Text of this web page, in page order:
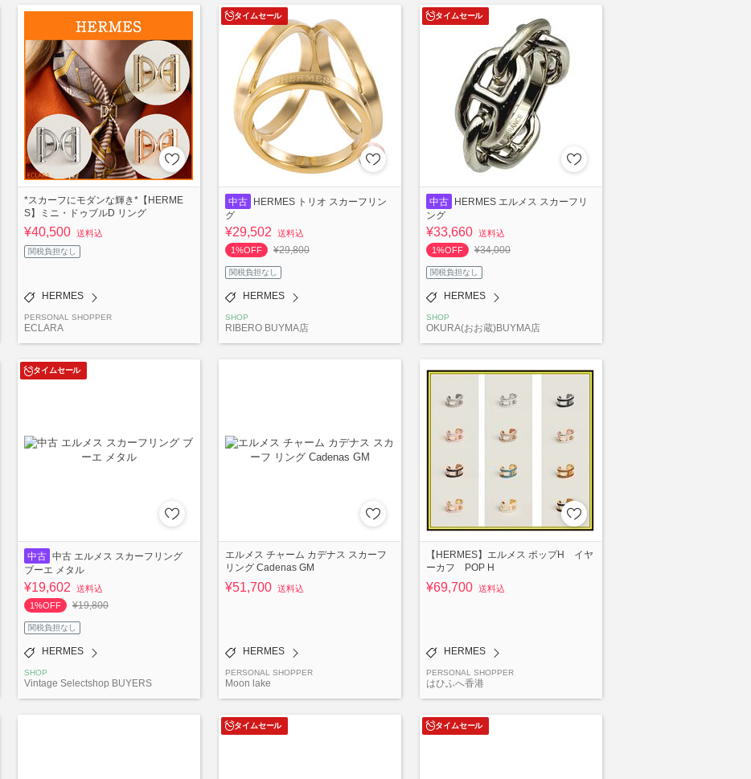
*スカーフにモダンな輝き*【HERME
S】ミニ・ドゥブルD リング
¥40,500 送料込
関税負担なし
HERMES
PERSONAL SHOPPER
ECLARA
タイムセール
中古
HERMES トリオ スカーフリン
グ
¥29,502
送料込
1%OFF
¥29,800
関税負担なし
HERMES
SHOP
RIBERO BUYMA店
タイムセール
中古
HERMES エルメス スカーフリ
ング
¥33,660 送料込
1%OFF
¥34,000
関税負担なし
HERMES
SHOP
OKURA(おお蔵)BUYMA店
タイムセール
中古 中古 エルメス スカーフリング
ブーエ メタル
¥19,602
送料込
1%OFF
¥19,800
関税負担なし
HERMES
SHOP
Vintage Selectshop BUYERS
エルメス チャーム カデナス スカーフ
リング Cadenas GM
¥51,700 送料込
HERMES
PERSONAL SHOPPER
Moon lake
【HERMES】エルメス ポップH イヤ
ーカフ POP H
¥69,700 送料込
HERMES
PERSONAL SHOPPER
はひふへ香港
タイムセール タイムセール